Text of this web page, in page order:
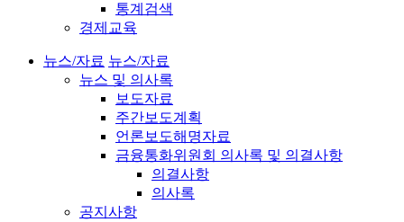
통계검색
경제교육
뉴스/자료 뉴스/자료
뉴스 및 의사록
보도자료
주간보도계획
언론보도해명자료
금융통화위원회 의사록 및 의결사항
의결사항
의사록
공지사항